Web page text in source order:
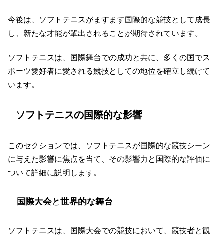
今後は、ソフトテニスがますます国際的な競技として成長
し、新たな才能が輩出されることが期待されています。
ソフトテニスは、国際舞台での成功と共に、多くの国でス
ポーツ愛好者に愛される競技としての地位を確立し続けて
います。
ソフトテニスの国際的な影響
このセクションでは、ソフトテニスが国際的な競技シーン
に与えた影響に焦点を当て、その影響力と国際的な評価に
ついて詳細に説明します。
国際大会と世界的な舞台
ソフトテニスは、国際大会での競技において、競技者と観